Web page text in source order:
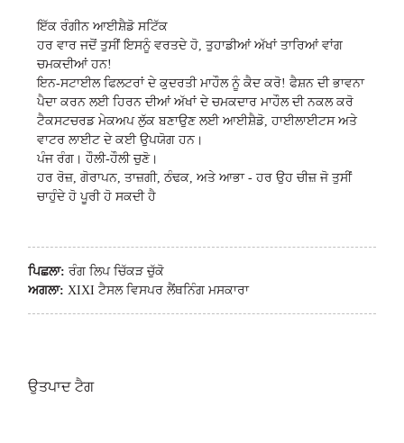
ਇੱਕ ਰੰਗੀਨ ਆਈਸ਼ੈਡੋ ਸਟਿੱਕ
ਹਰ ਵਾਰ ਜਦੋਂ ਤੁਸੀਂ ਇਸਨੂੰ ਵਰਤਦੇ ਹੋ, ਤੁਹਾਡੀਆਂ ਅੱਖਾਂ ਤਾਰਿਆਂ ਵਾਂਗ
ਚਮਕਦੀਆਂ ਹਨ!
ਇਨ-ਸਟਾਈਲ ਫਿਲਟਰਾਂ ਦੇ ਕੁਦਰਤੀ ਮਾਹੌਲ ਨੂੰ ਕੈਦ ਕਰੋ! ਫੈਸ਼ਨ ਦੀ ਭਾਵਨਾ
ਪੈਦਾ ਕਰਨ ਲਈ ਹਿਰਨ ਦੀਆਂ ਅੱਖਾਂ ਦੇ ਚਮਕਦਾਰ ਮਾਹੌਲ ਦੀ ਨਕਲ ਕਰੋ
ਟੈਕਸਟਚਰਡ ਮੇਕਅਪ ਲੁੱਕ ਬਣਾਉਣ ਲਈ ਆਈਸ਼ੈਡੋ, ਹਾਈਲਾਈਟਸ ਅਤੇ
ਵਾਟਰ ਲਾਈਟ ਦੇ ਕਈ ਉਪਯੋਗ ਹਨ।
ਪੰਜ ਰੰਗ। ਹੌਲੀ-ਹੌਲੀ ਚੁਣੋ।
ਹਰ ਰੋਜ਼, ਗੋਰਾਪਨ, ਤਾਜ਼ਗੀ, ਠੰਢਕ, ਅਤੇ ਆਭਾ - ਹਰ ਉਹ ਚੀਜ਼ ਜੋ ਤੁਸੀਂ
ਚਾਹੁੰਦੇ ਹੋ ਪੂਰੀ ਹੋ ਸਕਦੀ ਹੈ
ਪਿਛਲਾ: ਰੰਗ ਲਿਪ ਚਿੱਕੜ ਚੁੱਕੋ
ਅਗਲਾ: XIXI ਟੈਸਲ ਵਿਸਪਰ ਲੈਂਥਨਿੰਗ ਮਸਕਾਰਾ
ਉਤਪਾਦ ਟੈਗ